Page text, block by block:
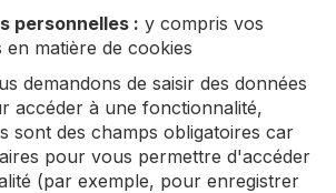
personnelles : y compris vos
matière de cookies
demandons de saisir des données
accéder à une fonctionnalité,
sont des champs obligatoires car
pour vous permettre d'accéder
(par exemple, pour enregistrer